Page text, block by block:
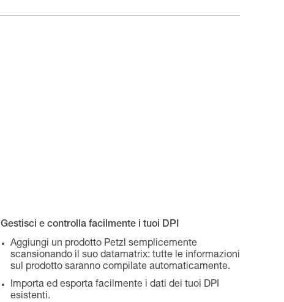
Gestisci e controlla facilmente i tuoi DPI
Aggiungi un prodotto Petzl semplicemente
scansionando il suo datamatrix: tutte le informazioni
sul prodotto saranno compilate automaticamente.
Importa ed esporta facilmente i dati dei tuoi DPI
esistenti.